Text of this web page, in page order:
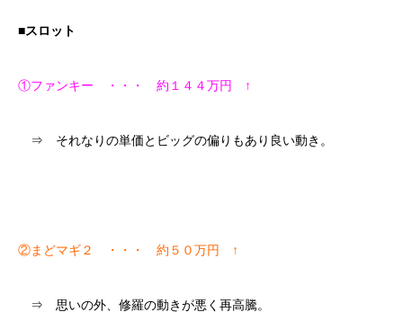
■スロット
①ファンキー ・・・ 約１４４万円 ↑
⇒ それなりの単価とビッグの偏りもあり良い動き。
②まどマギ２ ・・・ 約５０万円 ↑
⇒ 思いの外、修羅の動きが悪く再高騰。